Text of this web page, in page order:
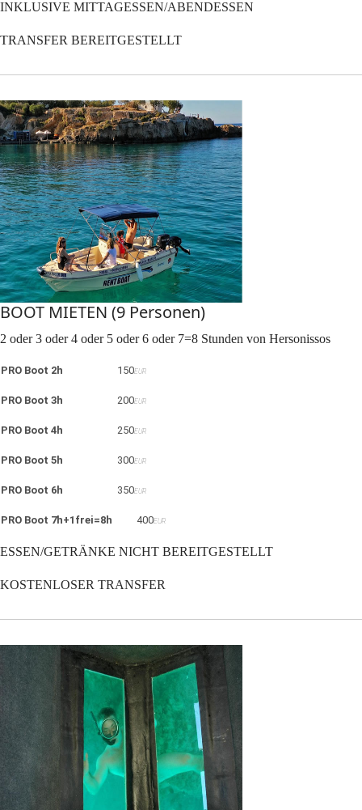
INKLUSIVE MITTAGESSEN/ABENDESSEN
TRANSFER BEREITGESTELLT
BOOT MIETEN (9 Personen)
2 oder 3 oder 4 oder 5 oder 6 oder 7=8 Stunden von Hersonissos
PRO Boot 2h 150EUR
PRO Boot 3h 200EUR
PRO Boot 4h 250EUR
PRO Boot 5h 300EUR
PRO Boot 6h 350EUR
PRO Boot 7h+1frei=8h 400EUR
ESSEN/GETRÄNKE NICHT BEREITGESTELLT
KOSTENLOSER TRANSFER